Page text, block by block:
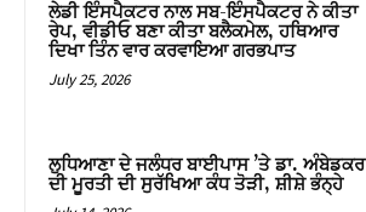
ਲੇਡੀ ਇੰਸਪੈਕਟਰ ਨਾਲ ਸਬ-ਇੰਸਪੈਕਟਰ ਨੇ ਕੀਤਾ
ਰੇਪ, ਵੀਡੀਓ ਬਣਾ ਕੀਤਾ ਬਲੈਕਮੇਲ, ਹਥਿਆਰ
ਦਿਖਾ ਤਿੰਨ ਵਾਰ ਕਰਵਾਇਆ ਗਰਭਪਾਤ
July 25, 2026
ਲੁਧਿਆਣਾ ਦੇ ਜਲੰਧਰ ਬਾਈਪਾਸ ’ਤੇ ਡਾ. ਅੰਬੇਡਕਰ
ਦੀ ਮੂਰਤੀ ਦੀ ਸੁਰੱਖਿਆ ਕੰਧ ਤੋੜੀ, ਸ਼ੀਸ਼ੇ ਭੰਨ੍ਹੇ